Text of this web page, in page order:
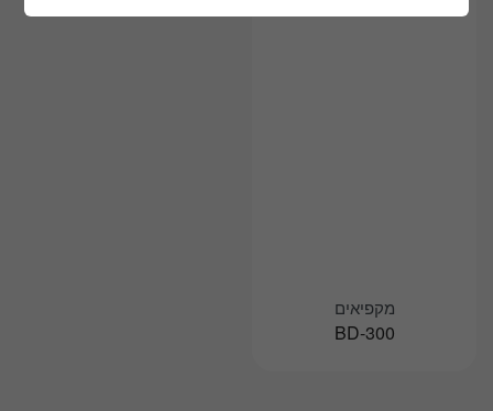
מקפיאים
BD-300